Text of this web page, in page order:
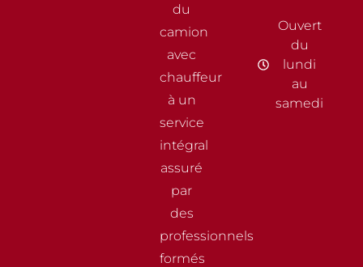
du
camion
avec
chauffeur
à un
service
intégral
assuré
par
des
professionnels
formés
Ouvert
du
lundi
au
samedi